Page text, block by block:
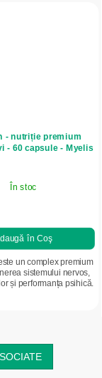
- nutriție premium
- 60 capsule - Myelis
În stoc
în Coş
un complex premium
sistemului nervos,
și performanța psihică.